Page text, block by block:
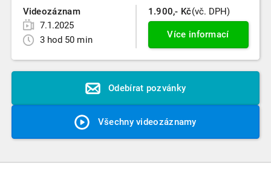
Videozáznam
7.1.2025
3 hod 50 min
1.900,- Kč(vč. DPH)
Více informací
Odebírat pozvánky
Všechny videozáznamy